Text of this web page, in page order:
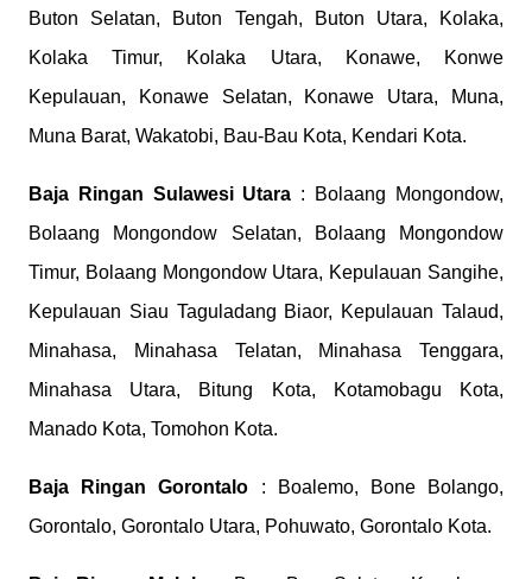
Buton Selatan, Buton Tengah, Buton Utara, Kolaka,
Kolaka Timur, Kolaka Utara, Konawe, Konwe
Kepulauan, Konawe Selatan, Konawe Utara, Muna,
Muna Barat, Wakatobi, Bau-Bau Kota, Kendari Kota.
Baja Ringan Sulawesi Utara : Bolaang Mongondow,
Bolaang Mongondow Selatan, Bolaang Mongondow
Timur, Bolaang Mongondow Utara, Kepulauan Sangihe,
Kepulauan Siau Taguladang Biaor, Kepulauan Talaud,
Minahasa, Minahasa Telatan, Minahasa Tenggara,
Minahasa Utara, Bitung Kota, Kotamobagu Kota,
Manado Kota, Tomohon Kota.
Baja Ringan Gorontalo : Boalemo, Bone Bolango,
Gorontalo, Gorontalo Utara, Pohuwato, Gorontalo Kota.